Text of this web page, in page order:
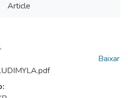
Article
Baixar